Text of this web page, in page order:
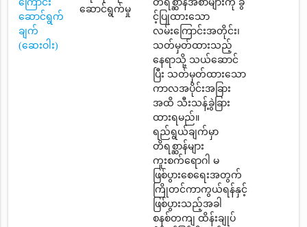
ကြောင်း
ဆောင်ရွက်
ချက်
(ဆေးဝါး)
ဆောင်ရွက်မှု
တိရစ္ဆာန်အစာများကို ခွ
င့်ပြုထားသော
လမ်းကြောင်းအတိုင်း၊
သတ်မှတ်ထားသည့်
နေရာသို့ သယ်ဆောင်
ပြီး သတ်မှတ်ထားသော
ကာလအပိုင်းအခြား
အထိ သီးသန့်ခွဲခြား
ထားရမည်။
ရည်ရွယ်ချက်မှာ
တိရစ္ဆာန်များ
ကူးစက်ရောဂါ မ
ဖြစ်ပွားစေရေးအတွက်
ကြိုတင်ကာကွယ်ရန်နှင့်
ဖြစ်ပွားသည့်အခါ
စနစ်တကျ ထိန်းချုပ်